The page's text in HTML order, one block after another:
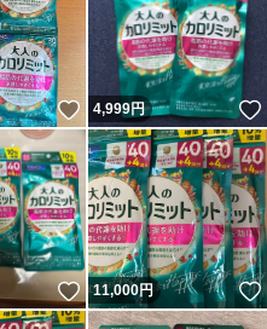
いいね！
4,999円
いいね！
11,000円